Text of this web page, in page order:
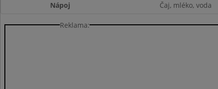
Nápoj
Čaj, mléko, voda
Reklama: